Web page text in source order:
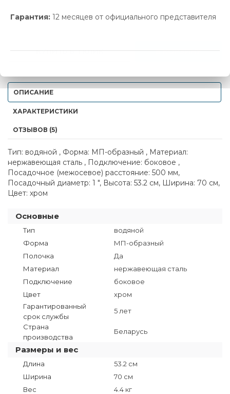
Гарантия: 12 месяцев от официального представителя
- +
КУПИТЬ В 1 КЛИК В КОРЗИНУ
ОПИСАНИЕ
ХАРАКТЕРИСТИКИ
ОТЗЫВОВ (5)
Тип: водяной , Форма: МП-образный , Материал:
нержавеющая сталь , Подключение: боковое ,
Посадочное (межосевое) расстояние: 500 мм,
Посадочный диаметр: 1 ", Высота: 53.2 см, Ширина: 70 см,
Цвет: хром
Основные
Тип
водяной
Форма
МП-образный
Полочка
Да
Материал
нержавеющая сталь
Подключение
боковое
Цвет
хром
Гарантированный
срок службы
5 лет
Страна
производства
Беларусь
Размеры и вес
Длина
53.2 см
Ширина
70 см
Вес
4.4 кг